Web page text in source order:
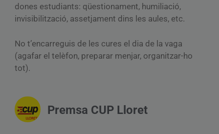
dones estudiants: qüestionament, humiliació,
invisibilització, assetjament dins les aules, etc.
No t’encarreguis de les cures el dia de la vaga
(agafar el telèfon, preparar menjar, organitzar-ho
tot).
Premsa CUP Lloret